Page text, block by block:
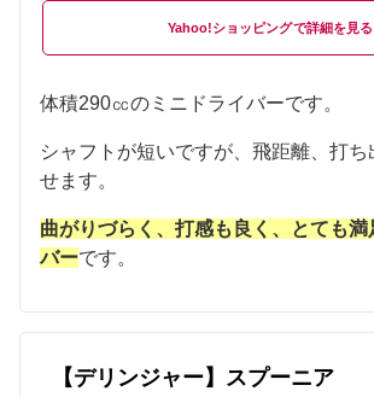
Yahoo!ショッピング
体積290㏄のミニドライバーです。
シャフトが短いですが、飛距離、打
せます。
曲がりづらく、打感も良く、とても満
バーです。
【デリンジャー】スプーニア